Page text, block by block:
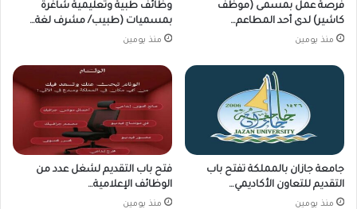
فرصة عمل بمسمى (موظف
كاشير) لدى أحد المطاعم…
منذ يومين
وظائف طبية وتعليمية شاغرة
بمسميات (طبيب/ مشرف لغة…
منذ يومين
جامعة جازان بالمملكة تفتح باب
التقديم للتعاون الأكاديمي…
منذ يومين
فتح باب التقديم لشغل عدد من
الوظائف الإعلامية…
منذ يومين